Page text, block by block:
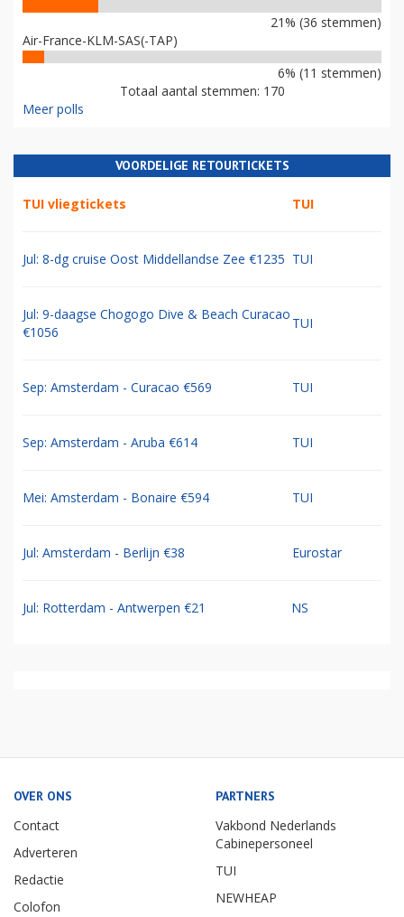
21% (36 stemmen)
Air-France-KLM-SAS(-TAP)
6% (11 stemmen)
Totaal aantal stemmen: 170
Meer polls
VOORDELIGE RETOURTICKETS
TUI vliegtickets TUI
Jul: 8-dg cruise Oost Middellandse Zee €1235 TUI
Jul: 9-daagse Chogogo Dive & Beach Curacao
€1056
TUI
Sep: Amsterdam - Curacao €569 TUI
Sep: Amsterdam - Aruba €614 TUI
Mei: Amsterdam - Bonaire €594 TUI
Jul: Amsterdam - Berlijn €38 Eurostar
Jul: Rotterdam - Antwerpen €21 NS
OVER ONS
Contact
Adverteren
Redactie
Colofon
PARTNERS
Vakbond Nederlands
Cabinepersoneel
TUI
NEWHEAP